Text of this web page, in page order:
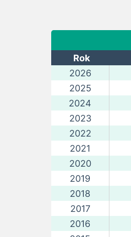
Rok
2026
2025
2024
2023
2022
2021
2020
2019
2018
2017
2016